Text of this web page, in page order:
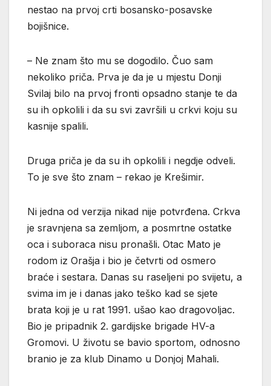
nestao na prvoj crti bosansko-posavske
bojišnice.
– Ne znam što mu se dogodilo. Čuo sam
nekoliko priča. Prva je da je u mjestu Donji
Svilaj bilo na prvoj fronti opsadno stanje te da
su ih opkolili i da su svi završili u crkvi koju su
kasnije spalili.
Druga priča je da su ih opkolili i negdje odveli.
To je sve što znam – rekao je Krešimir.
Ni jedna od verzija nikad nije potvrđena. Crkva
je sravnjena sa zemljom, a posmrtne ostatke
oca i suboraca nisu pronašli. Otac Mato je
rodom iz Orašja i bio je četvrti od osmero
braće i sestara. Danas su raseljeni po svijetu, a
svima im je i danas jako teško kad se sjete
brata koji je u rat 1991. ušao kao dragovoljac.
Bio je pripadnik 2. gardijske brigade HV-a
Gromovi. U životu se bavio sportom, odnosno
branio je za klub Dinamo u Donjoj Mahali.